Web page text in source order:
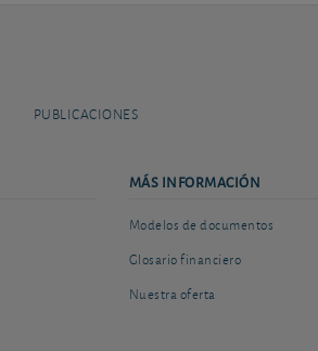
PUBLICACIONES
MÁS INFORMACIÓN
Modelos de documentos
Glosario financiero
Nuestra oferta